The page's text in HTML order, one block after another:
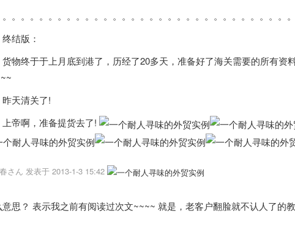
。。。。。。。。。。。。。。。。。。。。。。。。。。。。。。
版：
终于于上月底到港了，历经了20多天，准备好了海关需要的所有资
清关了!
啊，准备提货去了!
春さん 发表于 2013-1-3 15:42
意思？ 表示我之前有阅读过次文~~~~ 就是，老客户翻脸就不认人了的